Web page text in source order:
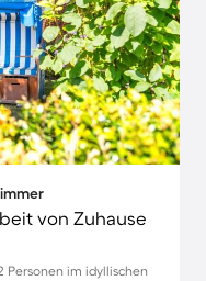
von Zuhause
Personen im idyllischen